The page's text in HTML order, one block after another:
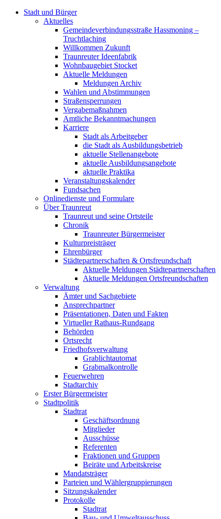
Stadt und Bürger
Aktuelles
Gemeindeverbindungsstraße Hassmoning –
Truchtlaching
Willkommen Zukunft
Traunreuter Ideenfabrik
Wohnbaugebiet Stocket
Aktuelle Meldungen
Meldungen Archiv
Wahlen und Abstimmungen
Straßensperrungen
Vergabemaßnahmen
Amtliche Bekanntmachungen
Karriere
Stadt als Arbeitgeber
die Stadt als Ausbildungsbetrieb
aktuelle Stellenangebote
aktuelle Ausbildungsangebote
aktuelle Praktika
Veranstaltungskalender
Fundsachen
Onlinedienste und Formulare
Über Traunreut
Traunreut und seine Ortsteile
Chronik
Traunreuter Bürgermeister
Kulturpreisträger
Ehrenbürger
Städtepartnerschaften & Ortsfreundschaft
Aktuelle Meldungen Städtepartnerschaften
Aktuelle Meldungen Ortsfreundschaften
Verwaltung
Ämter und Sachgebiete
Ansprechpartner
Präsentationen, Daten und Fakten
Virtueller Rathaus-Rundgang
Behörden
Ortsrecht
Friedhofsverwaltung
Grablichtautomat
Grabmalkontrolle
Feuerwehren
Stadtarchiv
Erster Bürgermeister
Stadtpolitik
Stadtrat
Geschäftsordnung
Mitglieder
Ausschüsse
Referenten
Fraktionen und Gruppen
Beiräte und Arbeitskreise
Mandatsträger
Parteien und Wählergruppierungen
Sitzungskalender
Protokolle
Stadtrat